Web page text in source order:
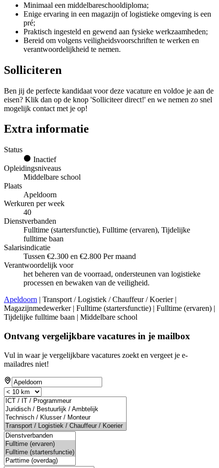
Minimaal een middelbareschooldiploma;
Enige ervaring in een magazijn of logistieke omgeving is een
pré;
Praktisch ingesteld en gewend aan fysieke werkzaamheden;
Bereid om volgens veiligheidsvoorschriften te werken en
verantwoordelijkheid te nemen.
Solliciteren
Ben jij de perfecte kandidaat voor deze vacature en voldoe je aan de
eisen? Klik dan op de knop 'Solliciteer direct!' en we nemen zo snel
mogelijk contact met je op!
Extra informatie
Status
Inactief
Opleidingsniveaus
Middelbare school
Plaats
Apeldoorn
Werkuren per week
40
Dienstverbanden
Fulltime (startersfunctie), Fulltime (ervaren), Tijdelijke
fulltime baan
Salarisindicatie
Tussen €2.300 en €2.800 Per maand
Verantwoordelijk voor
het beheren van de voorraad, ondersteunen van logistieke
processen en bewaken van de veiligheid.
Apeldoorn | Transport / Logistiek / Chauffeur / Koerier |
Magazijnmedewerker | Fulltime (startersfunctie) | Fulltime (ervaren) |
Tijdelijke fulltime baan | Middelbare school
Ontvang vergelijkbare vacatures in je mailbox
Vul in waar je vergelijkbare vacatures zoekt en vergeet je e-
mailadres niet!